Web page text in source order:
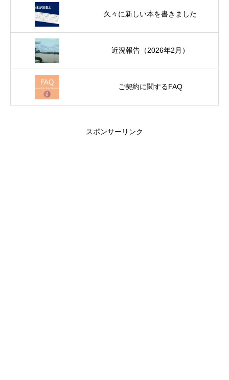
久々に新しい本を書きました
近況報告（2026年2月）
ご契約に関するFAQ
スポンサーリンク